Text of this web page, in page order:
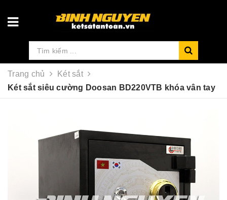
Trang chủ
Két sắt
Két sắt siêu cường Doosan BD220VTB khóa vân tay